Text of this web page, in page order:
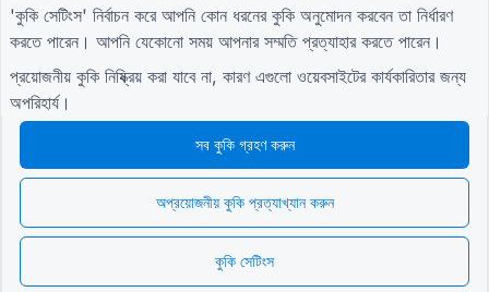
সম্প্রদায়ে যোগদান করুন
সহায়তা কেন্দ্র
ব্লগ
আমাদের সম্পর্কে
আমাদের সাথে যোগাযোগ করুন
শর্তাবলী
গোপনীয়তা নীতি
© 2026 QR Form Generator. All rights reserved.
'কুকি সেটিংস' নির্বাচন করে আপনি কোন ধরনের কুকি অনুমোদন করবেন তা নির্ধারণ
করতে পারেন। আপনি যেকোনো সময় আপনার সম্মতি প্রত্যাহার করতে পারেন।
প্রয়োজনীয় কুকি নিষ্ক্রিয় করা যাবে না, কারণ এগুলো ওয়েবসাইটের কার্যকারিতার জন্য
অপরিহার্য।
সব কুকি গ্রহণ করুন
অপ্রয়োজনীয় কুকি প্রত্যাখ্যান করুন
কুকি সেটিংস